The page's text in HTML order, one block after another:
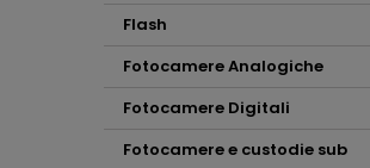
Flash
Fotocamere Analogiche
Fotocamere Digitali
Fotocamere e custodie sub